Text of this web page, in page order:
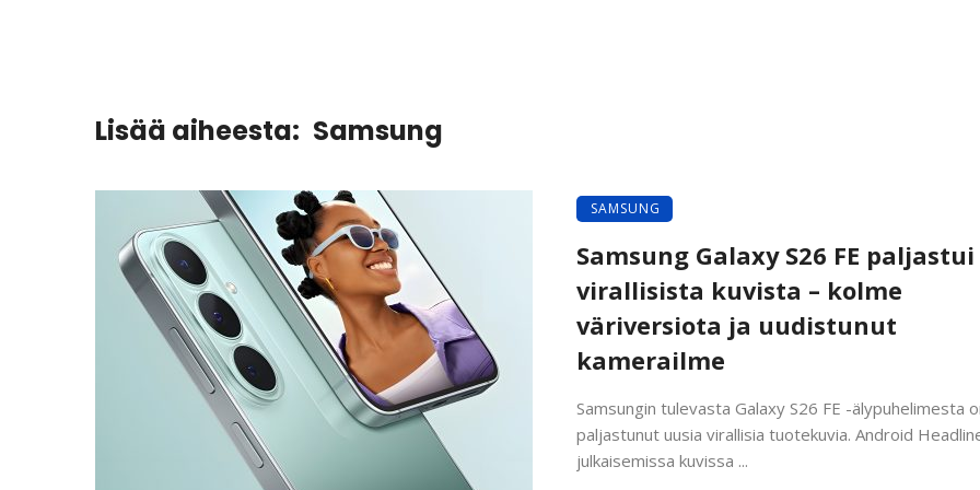
Lisää aiheesta: Samsung
SAMSUNG
Samsung Galaxy S26 FE paljastui
virallisista kuvista – kolme
väriversiota ja uudistunut
kamerailme
Samsungin tulevasta Galaxy S26 FE -älypuhelimesta
paljastunut uusia virallisia tuotekuvia. Android
julkaisemissa kuvissa ...